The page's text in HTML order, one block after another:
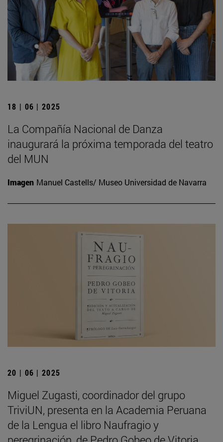
18 | 06 | 2025
La Compañía Nacional de Danza
inaugurará la próxima temporada del teatro
del MUN
Imagen Manuel Castells/ Museo Universidad de Navarra
20 | 06 | 2025
Miguel Zugasti, coordinador del grupo
TriviUN, presenta en la Academia Peruana
de la Lengua el libro Naufragio y